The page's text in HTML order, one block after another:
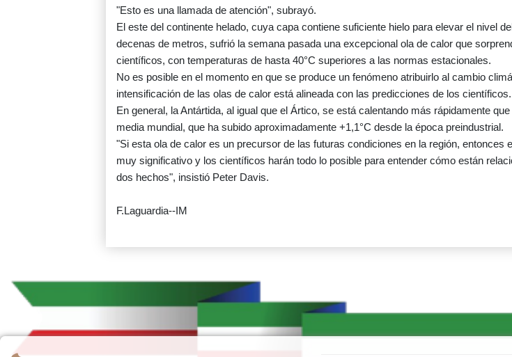
"Esto es una llamada de atención", subrayó.
El este del continente helado, cuya capa contiene suficiente hielo para elevar el nivel
decenas de metros, sufrió la semana pasada una excepcional ola de calor que
científicos, con temperaturas de hasta 40°C superiores a las normas estacionales.
No es posible en el momento en que se produce un fenómeno atribuirlo al cambio
intensificación de las olas de calor está alineada con las predicciones de los científicos.
En general, la Antártida, al igual que el Ártico, se está calentando más rápidamente
media mundial, que ha subido aproximadamente +1,1°C desde la época preindustrial.
"Si esta ola de calor es un precursor de las futuras condiciones en la región, entonces
muy significativo y los científicos harán todo lo posible para entender cómo están
dos hechos", insistió Peter Davis.
F.Laguardia--IM